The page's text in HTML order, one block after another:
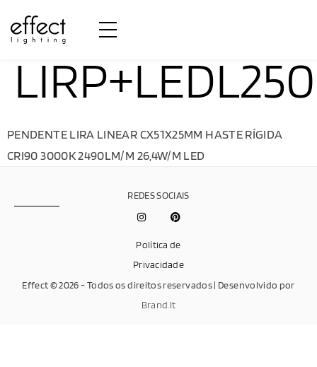
PENDENTE LIRA LINEAR CX51X25MM HASTE RÍGIDA
CRI90 3000K 2490LM/M 26,4W/M LED
Effect © 2026 - Todos os direitos reservados | Desenvolvido por
Brand.It
Política de
Privacidade
REDES SOCIAIS